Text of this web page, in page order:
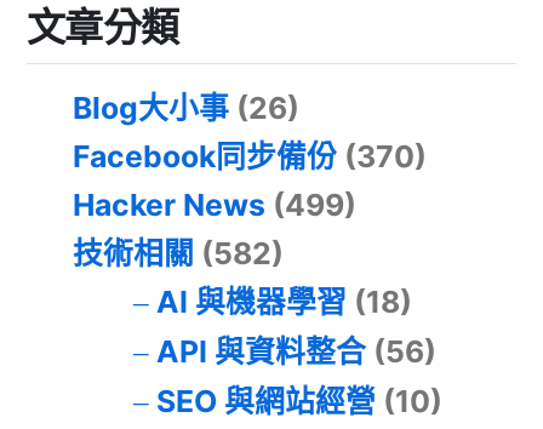
文章分類
Blog大小事 (26)
Facebook同步備份 (370)
Hacker News (499)
技術相關 (582)
AI 與機器學習 (18)
API 與資料整合(56)
SEO 與網站經營 (10)